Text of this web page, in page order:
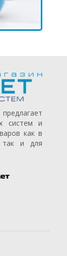
систем и
как в
так и для